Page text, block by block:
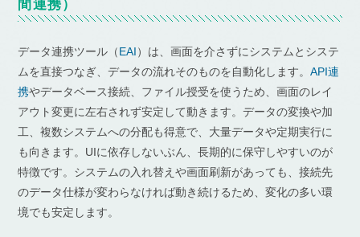
間連携）
データ連携ツール（EAI）は、画面を介さずにシステムとシステ
ムを直接つなぎ、データの流れそのものを自動化します。API連
携やデータベース接続、ファイル授受を使うため、画面のレイ
アウト変更に左右されず安定して動きます。データの変換や加
工、複数システムへの分配も得意で、大量データや定期実行に
も向きます。UIに依存しないぶん、長期的に保守しやすいのが
特徴です。システムの入れ替えや画面刷新があっても、接続先
のデータ仕様が変わらなければ動き続けるため、変化の多い環
境でも安定します。